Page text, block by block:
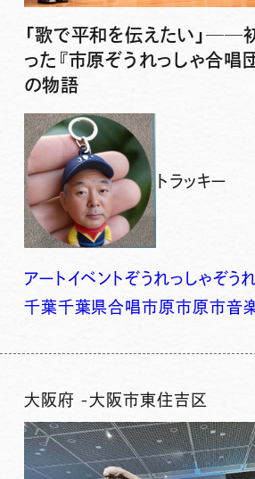
「歌で平和を伝えたい」──
った『市原ぞうれっしゃ合唱
の物語
トラッキー
アート イベントぞうれっしゃぞう
千葉千葉県合唱市原市原市音
大阪府 -大阪市東住吉区